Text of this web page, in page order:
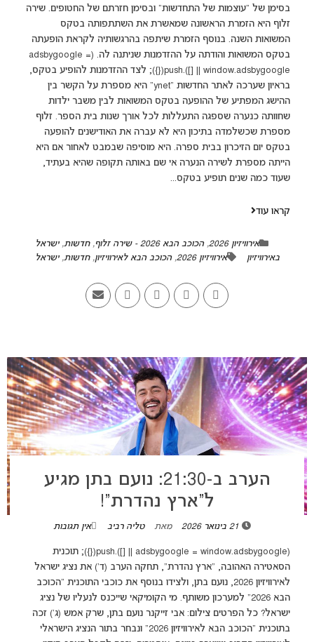
בסימן של "עוצמות של התחדשות" ובסימן חזרתם של החטופים. שירה
זלוף היא הזמרת הראשונה שמאשרת את השתתפותה בטקס
המשואות השנה. בנוסף הזמרת שיתפה בהרגשותיה לקראת הופעתה
בטקס המשואות והודתה על ההזדמנות שניתנה לה. (adsbygoogle =
window.adsbygoogle || []).push({}); לצד ההזדמנות להופיע בטקס,
בראיון שערכה לאתר החדשות "ynet" היא מספרת על הקשר בין
ההישג המפתיע של ההופעה בטקס המשואות לבין משבר ילדות
שחוותה כנערה שספגה התעללות לכל אורך שנות בית הספר. זלוף
מספרת שכשלמדה בתיכון היא לא עברה את האודישנים להופעה
בטקס יום הזיכרון בבית ספרה. היא מוסיפה שבמבט לאחור אם היא
הייתה מספרת לשירה הנערה אי שם באותה תקופה שהיא בעתיד,
שעוד כמה שנים תופיע בטקס...
קראו עוד
אירוויזיון 2026 ,הכוכב הבא 2026 - שירה זלוף ,חדשות,ישראל
באירוויזיון
אירוויזיון 2026 ,הכוכב הבא לאירוויזיון,חדשות,ישראל
הערב ב-21:30: נועם בתן מגיע
ל”ארץ נהדרת”!
מאת טליה רביב אין תגובות
(adsbygoogle = window.adsbygoogle || []).push({}); תוכנית
הסאטירה האהובה, "ארץ נהדרת", תחקה הערב (ד') את נציג ישראל
לאירוויזיון 2026, נועם בתן, ולצידו בנוסף את כוכבי התוכנית "הכוכב
הבא 2026" למערכון משותף. מי הקומיקאי שייכנס לנעליו של נציג
ישראל? כל הפרטים צילום: אבי זייקנר נועם בתן, שרק אמש (ג') זכה
בתוכנית "הכוכב הבא לאירוויזיון 2026" ונבחר בתור הנציג הישראלי